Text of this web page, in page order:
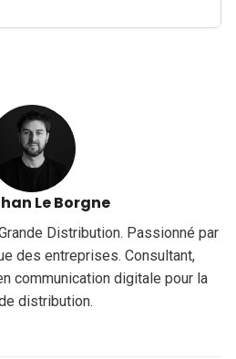
Le Borgne
Distribution. Passionné par
des entreprises. Consultant,
communication digitale pour la
distribution.